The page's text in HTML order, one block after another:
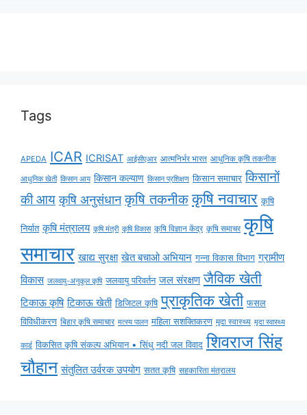
Tags
APEDA ICAR ICRISAT आईसीएआर आत्मनिर्भर भारत आधुनिक कृषि तकनीक
आधुनिक खेती किसान आय किसान कल्याण किसान प्रशिक्षण किसान समाचार किसानों
की आय कृषि अनुसंधान कृषि तकनीक कृषि नवाचार कृषि
निर्यात कृषि मंत्रालय कृषि मंत्री कृषि विकास कृषि विज्ञान केंद्र कृषि समाचर कृषि
समाचार खाद्य सुरक्षा खेत बचाओ अभियान गन्ना विकास विभाग ग्रामीण
विकास जलवायु-अनुकूल कृषि जलवायु परिवर्तन जल संरक्षण जैविक खेती
टिकाऊ कृषि टिकाऊ खेती डिजिटल कृषि प्राकृतिक खेती फसल
विविधीकरण बिहार कृषि समाचार मत्स्य पालन महिला सशक्तिकरण मृदा स्वास्थ्य मृदा स्वास्थ्य
कार्ड विकसित कृषि संकल्प अभियान • सिंधु नदी जल विवाद शिवराज सिंह
चौहान संतुलित उर्वरक उपयोग सतत कृषि सहकारिता मंत्रालय